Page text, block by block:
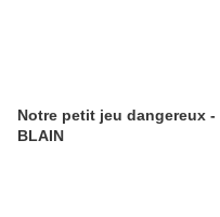
Notre petit jeu dangereux -
BLAIN